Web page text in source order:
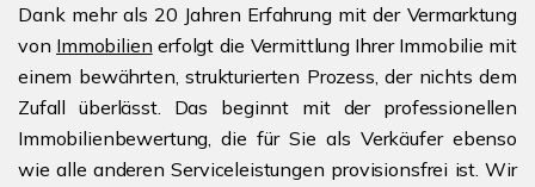
Dank mehr als 20 Jahren Erfahrung mit der Vermarktung
von Immobilien erfolgt die Vermittlung Ihrer Immobilie mit
einem bewährten, strukturierten Prozess, der nichts dem
Zufall überlässt. Das beginnt mit der professionellen
Immobilienbewertung, die für Sie als Verkäufer ebenso
wie alle anderen Serviceleistungen provisionsfrei ist. Wir